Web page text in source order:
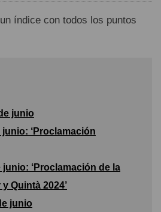
índice con todos los puntos
junio
‘Proclamación
junio: ‘Proclamación de la
Quintà 2024’
junio